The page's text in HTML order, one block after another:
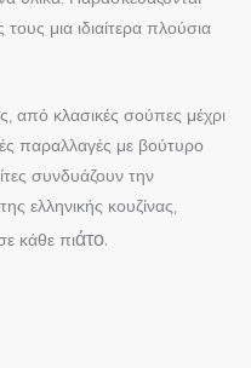
μια ιδιαίτερα πλούσια
από κλασικές σούπες μέχρι
παραλλαγές με βούτυρο
συνδυάζουν την
ελληνικής κουζίνας,
κάθε πιάτο.